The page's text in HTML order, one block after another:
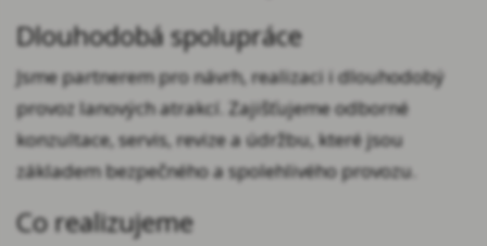
Dlouhodobá spolupráce
Jsme partnerem pro návrh, realizaci i dlouhodobý
provoz lanových atrakcí. Zajišťujeme odborné
konzultace, servis, revize a údržbu, které jsou
základem bezpečného a spolehlivého provozu.
Co realizujeme